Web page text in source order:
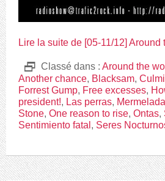
Lire la suite de [05-11/12] Around
D Classé dans : Around the
Another chance, Blacksam,
Forrest Gump, Free excesses,
president!, Las perras,
Stone, One reason to rise, Ontas,
Sentimiento fatal , Seres